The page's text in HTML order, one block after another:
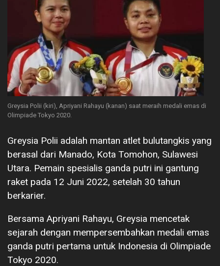
Greysia Polii (kiri), Apriyani Rahayu (kanan) saat meraih medali emas di
Olimpiade Tokyo 2020.
Greysia Polii adalah mantan atlet bulutangkis yang
berasal dari Manado, Kota Tomohon, Sulawesi
Utara. Pemain spesialis ganda putri ini gantung
raket pada 12 Juni 2022, setelah 30 tahun
berkarier.
Bersama Apriyani Rahayu, Greysia mencetak
sejarah dengan mempersembahkan medali emas
ganda putri pertama untuk Indonesia di Olimpiade
Tokyo 2020.